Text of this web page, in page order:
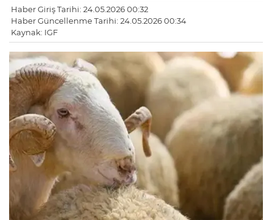
Haber Giriş Tarihi: 24.05.2026 00:32
Haber Güncellenme Tarihi: 24.05.2026 00:34
Kaynak: IGF